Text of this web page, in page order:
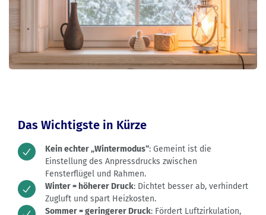
Das Wichtigste in Kürze
Kein echter „Wintermodus“: Gemeint ist die
Einstellung des Anpressdrucks zwischen
Fensterflügel und Rahmen.
Winter = höherer Druck: Dichtet besser ab, verhindert
Zugluft und spart Heizkosten.
Sommer = geringerer Druck: Fördert Luftzirkulation,